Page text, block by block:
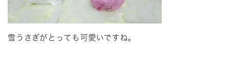
雪うさぎがとっても可愛いですね。